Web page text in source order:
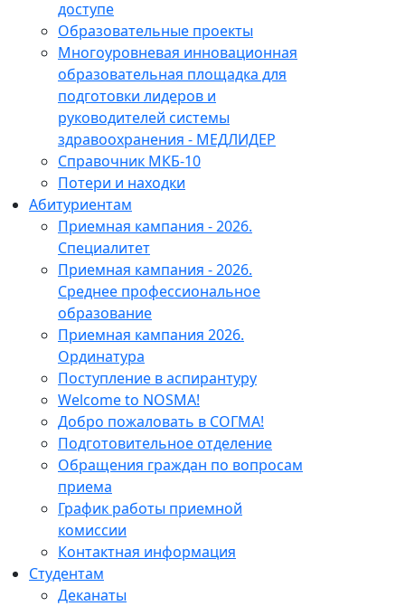
доступе
Образовательные проекты
Многоуровневая инновационная
образовательная площадка для
подготовки лидеров и
руководителей системы
здравоохранения - МЕДЛИДЕР
Справочник МКБ-10
Потери и находки
Абитуриентам
Приемная кампания - 2026.
Специалитет
Приемная кампания - 2026.
Среднее профессиональное
образование
Приемная кампания 2026.
Ординатура
Поступление в аспирантуру
Welcome to NOSMA!
Добро пожаловать в СОГМА!
Подготовительное отделение
Обращения граждан по вопросам
приема
График работы приемной
комиссии
Контактная информация
Студентам
Деканаты